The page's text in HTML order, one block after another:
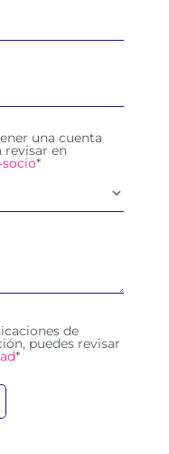
una cuenta
revisar en
*
de
puedes revisar
*